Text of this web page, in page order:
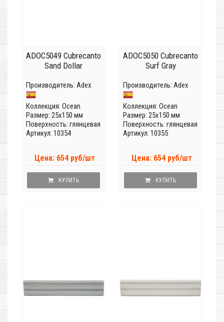
ADOC5049 Cubrecanto
Sand Dollar
Производитель: Adex
Коллекция: Ocean
Размер: 25x150 мм
Поверхность: глянцевая
Артикул: 10354
Цена: 654 руб/шт
КУПИТЬ
ADOC5050 Cubrecanto
Surf Gray
Производитель: Adex
Коллекция: Ocean
Размер: 25x150 мм
Поверхность: глянцевая
Артикул: 10355
Цена: 654 руб/шт
КУПИТЬ